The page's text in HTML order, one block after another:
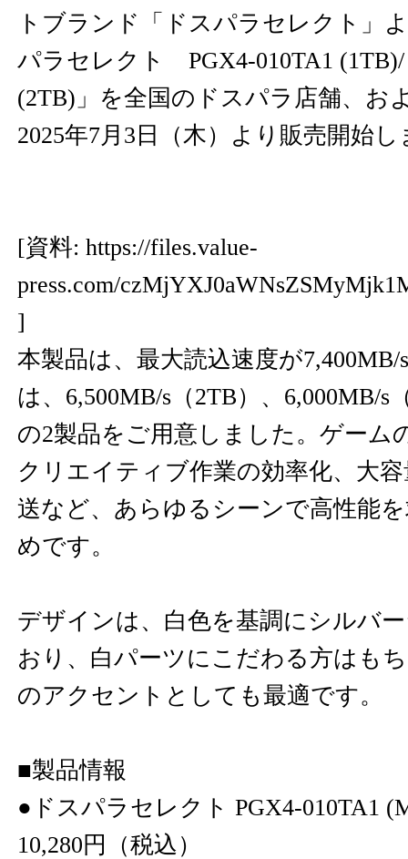
トブランド「ドスパラセレクト」
パラセレクト PGX4-010TA1 (1TB)/
(2TB)」を全国のドスパラ店舗、お
2025年7月3日（木）より販売開始
[資料: https://files.value-
press.com/
]
本製品は、最大読込速度が7,400MB/
は、6,500MB/s（2TB）、6,000MB/s
の2製品をご用意しました。ゲーム
クリエイティブ作業の効率化、大
送など、あらゆるシーンで高性能
めです。
デザインは、白色を基調にシルバ
おり、白パーツにこだわる方はも
のアクセントとしても最適です。
■製品情報
●ドスパラセレクト PGX4-010TA1
10,280円（税込）